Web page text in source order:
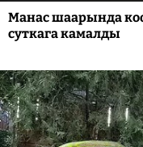
Манас шаарында
суткага камалды